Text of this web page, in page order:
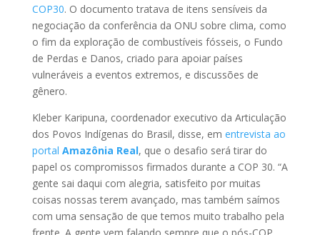
COP30. O documento tratava de itens sensíveis da
negociação da conferência da ONU sobre clima, como
o fim da exploração de combustíveis fósseis, o Fundo
de Perdas e Danos, criado para apoiar países
vulneráveis a eventos extremos, e discussões de
gênero.
Kleber Karipuna, coordenador executivo da Articulação
dos Povos Indígenas do Brasil, disse, em entrevista ao
portal Amazônia Real, que o desafio será tirar do
papel os compromissos firmados durante a COP 30. “A
gente sai daqui com alegria, satisfeito por muitas
coisas nossas terem avançado, mas também saímos
com uma sensação de que temos muito trabalho pela